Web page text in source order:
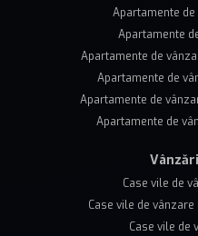
Apartamente
Apartamente
Apartamente de
Apartamente de
Apartamente de
Apartamente de
Case vile de
Case vile de
Case vile de